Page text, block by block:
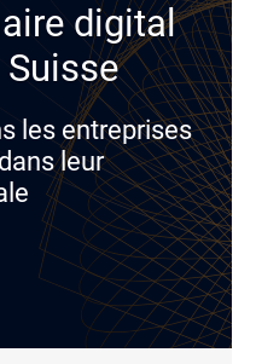
digital
les entreprises
leur